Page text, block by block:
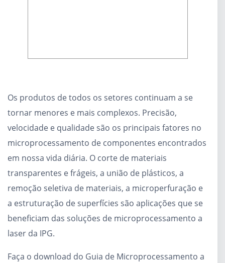
Os produtos de todos os setores continuam a se
tornar menores e mais complexos. Precisão,
velocidade e qualidade são os principais fatores no
microprocessamento de componentes encontrados
em nossa vida diária. O corte de materiais
transparentes e frágeis, a união de plásticos, a
remoção seletiva de materiais, a microperfuração e
a estruturação de superfícies são aplicações que se
beneficiam das soluções de microprocessamento a
laser da IPG.
Faça o download do Guia de Microprocessamento a